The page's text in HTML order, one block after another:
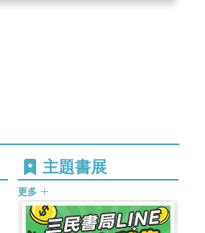
主題書展
更多